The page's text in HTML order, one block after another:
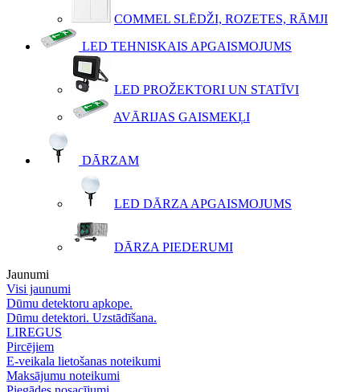
COMMEL SLĒDŽI, ROZETES, RĀMJI
LED TEHNISKAIS APGAISMOJUMS
LED PROŽEKTORI UN STATĪVI
AVĀRIJAS GAISMEKĻI
DĀRZAM
LED DĀRZA APGAISMOJUMS
DĀRZA PIEDERUMI
Jaunumi
Visi jaunumi
Dūmu detektoru apkope.
Dūmu detektori. Uzstādīšana.
LIREGUS
Pircējiem
E-veikala lietošanas noteikumi
Maksājumu noteikumi